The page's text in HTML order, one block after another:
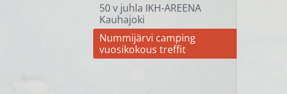
50 v juhla IKH-AREENA
Kauhajoki
Nummijärvi camping
vuosikokous treffit